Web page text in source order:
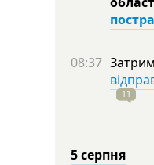
08:37
11
5 серпня